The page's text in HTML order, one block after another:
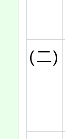
(二)